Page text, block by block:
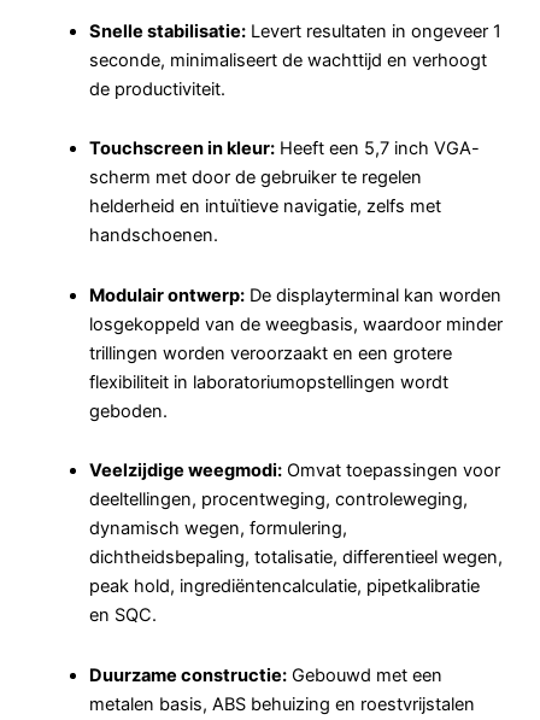
Snelle stabilisatie: Levert resultaten in ongeveer 1
seconde, minimaliseert de wachttijd en verhoogt
de productiviteit.
Touchscreen in kleur: Heeft een 5,7 inch VGA-
scherm met door de gebruiker te regelen
helderheid en intuïtieve navigatie, zelfs met
handschoenen.
Modulair ontwerp: De displayterminal kan worden
losgekoppeld van de weegbasis, waardoor minder
trillingen worden veroorzaakt en een grotere
flexibiliteit in laboratoriumopstellingen wordt
geboden.
Veelzijdige weegmodi: Omvat toepassingen voor
deeltellingen, procentweging, controleweging,
dynamisch wegen, formulering,
dichtheidsbepaling, totalisatie, differentieel wegen,
peak hold, ingrediëntencalculatie, pipetkalibratie
en SQC.
Duurzame constructie: Gebouwd met een
metalen basis, ABS behuizing en roestvrijstalen